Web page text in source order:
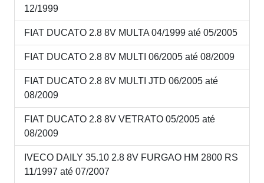
12/1999
FIAT DUCATO 2.8 8V MULTA 04/1999 até 05/2005
FIAT DUCATO 2.8 8V MULTI 06/2005 até 08/2009
FIAT DUCATO 2.8 8V MULTI JTD 06/2005 até
08/2009
FIAT DUCATO 2.8 8V VETRATO 05/2005 até
08/2009
IVECO DAILY 35.10 2.8 8V FURGAO HM 2800 RS
11/1997 até 07/2007